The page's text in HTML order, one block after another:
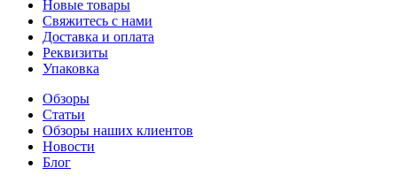
Новые товары
Свяжитесь с нами
Доставка и оплата
Реквизиты
Упаковка
Обзоры
Статьи
Обзоры наших клиентов
Новости
Блог